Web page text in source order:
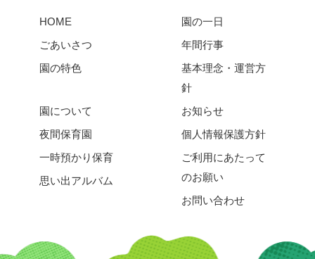
HOME
ごあいさつ
園の特色
園の一日
年間行事
基本理念・運営方
針
園について
夜間保育園
一時預かり保育
思い出アルバム
お知らせ
個人情報保護方針
ご利用にあたって
のお願い
お問い合わせ